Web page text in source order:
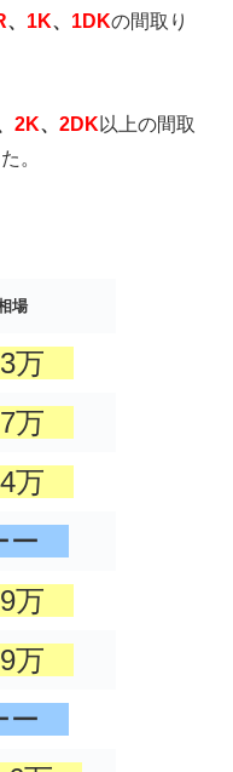
、 1K、 1DKの間取り
2K、 2DK 以上の間取
。
場
万
万
万
ー
万
万
ー